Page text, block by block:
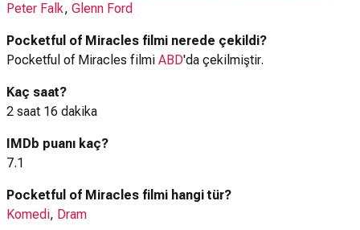
Peter Falk, Glenn Ford
Pocketful of Miracles filmi nerede çekildi?
Pocketful of Miracles filmi ABD'da çekilmiştir.
Kaç saat?
2 saat 16 dakika
IMDb puanı kaç?
7.1
Pocketful of Miracles filmi hangi tür?
Komedi, Dram